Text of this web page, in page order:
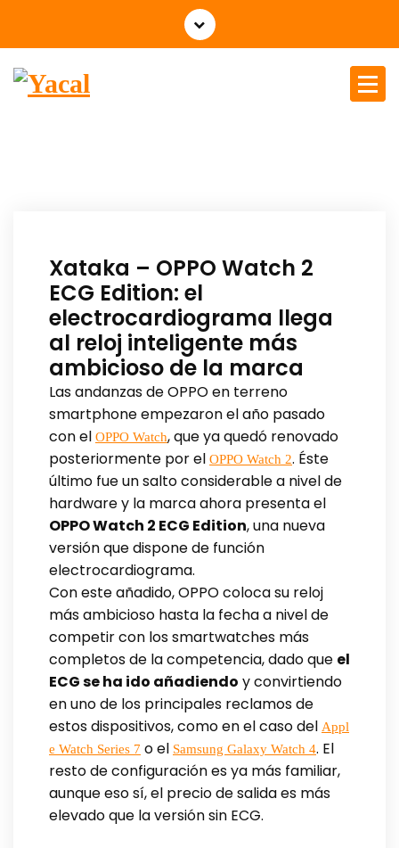
Xataka – OPPO Watch 2
ECG Edition: el
electrocardiograma llega
al reloj inteligente más
ambicioso de la marca
Las andanzas de OPPO en terreno
smartphone empezaron el año pasado
con el OPPO Watch, que ya quedó renovado
posteriormente por el OPPO Watch 2. Éste
último fue un salto considerable a nivel de
hardware y la marca ahora presenta el
OPPO Watch 2 ECG Edition, una nueva
versión que dispone de función
electrocardiograma.
Con este añadido, OPPO coloca su reloj
más ambicioso hasta la fecha a nivel de
competir con los smartwatches más
completos de la competencia, dado que el
ECG se ha ido añadiendo y convirtiendo
en uno de los principales reclamos de
estos dispositivos, como en el caso del Appl
e Watch Series 7 o el Samsung Galaxy Watch 4. El
resto de configuración es ya más familiar,
aunque eso sí, el precio de salida es más
elevado que la versión sin ECG.